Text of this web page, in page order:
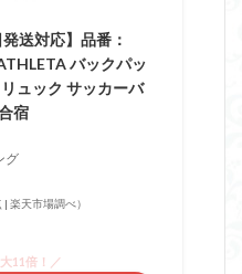
送対応】品番：
バックパッ
ュック サッカーバ
宿
グ
楽天市場調べ）
11倍！／